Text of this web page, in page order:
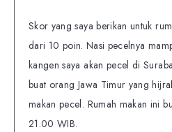
Skor yang saya berikan untuk
dari 10 poin. Nasi pecelnya
kangen saya akan pecel di
buat orang Jawa Timur yang
makan pecel. Rumah makan ini
21.00 WIB.